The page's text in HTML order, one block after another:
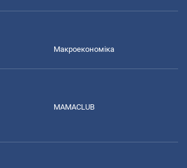
Макроекономіка
MAMACLUB